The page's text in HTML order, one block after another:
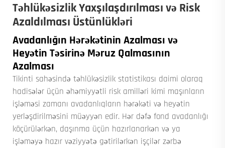
Təhlükəsizlik Yaxşılaşdırılması və Risk
Azaldılması Üstünlükləri
Avadanlığın Hərəkətinin Azalması və
Heyətin Təsirinə Məruz Qalmasının
Azalması
Tikinti sahəsində təhlükəsizlik statistikası daimi olaraq
hadisələr üçün əhəmiyyətli risk amilləri kimi maşınların
işləməsi zamanı avadanlıqların hərəkəti və heyətin
yerləşdirilməsini müəyyən edir. Hər dəfə fond avadanlığı
köçürülərkən, daşınma üçün hazırlanarkən və ya
işləməyə hazır vəziyyətə gətirilərkən işçilər zərbə